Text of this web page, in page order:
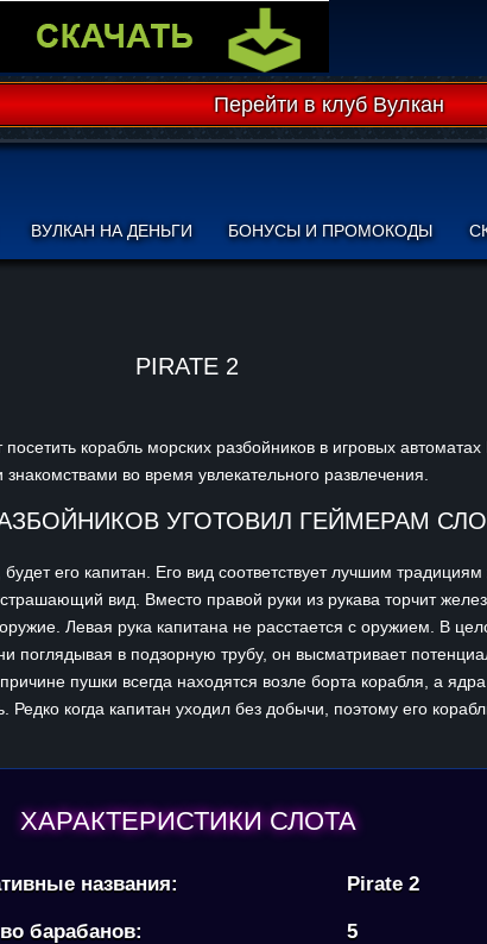
Перейти в клуб Вулкан
ВУЛКАН НА ДЕНЬГИ БОНУСЫ И ПРОМОКОДЫ
PIRATE 2
корабль морских разбойников в игровых
во время увлекательного развлечения.
УГОТОВИЛ ГЕЙМЕРАМ
его капитан. Его вид соответствует лучшим
вид. Вместо правой руки из рукава торчит
Левая рука капитана не расстается с оружием. В
поглядывая в подзорную трубу, он высматривает
пушки всегда находятся возле борта корабля, а
Редко когда капитан уходил без добычи, поэтому его
ХАРАКТЕРИСТИКИ СЛОТА
названия: Pirate 2
барабанов: 5